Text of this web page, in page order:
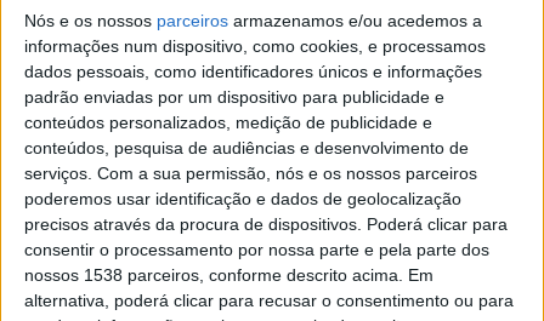
Nós e os nossos parceiros armazenamos e/ou acedemos a
informações num dispositivo, como cookies, e processamos
dados pessoais, como identificadores únicos e informações
padrão enviadas por um dispositivo para publicidade e
conteúdos personalizados, medição de publicidade e
conteúdos, pesquisa de audiências e desenvolvimento de
serviços. Com a sua permissão, nós e os nossos parceiros
poderemos usar identificação e dados de geolocalização
precisos através da procura de dispositivos. Poderá clicar para
consentir o processamento por nossa parte e pela parte dos
nossos 1538 parceiros, conforme descrito acima. Em
alternativa, poderá clicar para recusar o consentimento ou para
No início desta declaração, o chefe de Estado anunciou
que acabar de decretar a renovação do estado de
emergência em Portugal por novo período de 15 dias,
até 17 de abril, o que abrange o período da Páscoa,
relativamente ao qual deixou um pedido aos
portugueses.
“Nesta Páscoa não troquemos uns anos na vida e na